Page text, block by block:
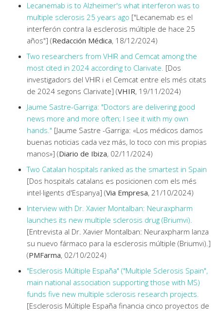
Lecanemab is to Alzheimer's what interferon was to
multiple sclerosis 25 years ago ["Lecanemab es el
interferón contra la esclerosis múltiple de hace 25
años"] (Redacción Médica, 18/12/2024)
Two researchers from VHIR and Cemcat among the
most cited in 2024 according to Clarivate. [Dos
investigadors del VHIR i el Cemcat entre els més citats
de 2024 segons Clarivate] (VHIR, 19/11/2024)
Jaume Sastre-Garriga: "Doctors are delivering good
news more and more often; I see it with my own
hands." [Jaume Sastre -Garriga: «Los médicos damos
buenas noticias cada vez más, lo toco con mis propias
manos»] (Diario de Ibiza, 02/11/2024)
Two Catalan hospitals ranked as the smartest in Spain
[Dos hospitals catalans es posicionen com els més
intel·ligents d'Espanya] (Via Empresa, 21/10/2024)
Interview with Dr. Xavier Montalban: Neuraxpharm
launches its new multiple sclerosis drug (Briumvi).
[Entrevista al Dr. Xavier Montalban: Neuraxpharm lanza
su nuevo fármaco para la esclerosis múltiple (Briumvi).]
(PMFarma, 02/10/2024)
"Esclerosis Múltiple España" ("Multiple Sclerosis Spain",
main national association supporting those with MS)
funds five new multiple sclerosis research projects.
[Esclerosis Múltiple España financia cinco proyectos de